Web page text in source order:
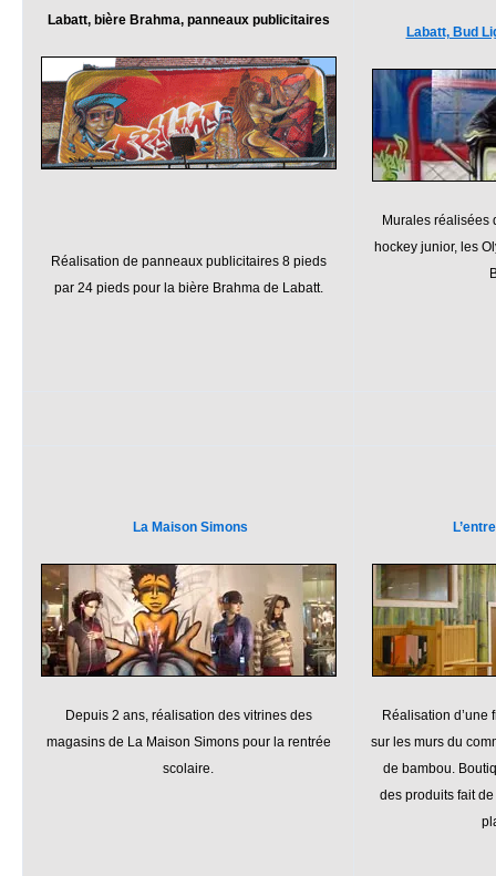
Labatt, bière Brahma, panneaux publicitaires
Réalisation de panneaux publicitaires 8 pieds
par 24 pieds pour la bière Brahma de Labatt.
Labatt, Bud
Murales réalisées
hockey junior, les
La Maison Simons
Depuis 2 ans, réalisation des vitrines des
magasins de La Maison Simons pour la rentrée
scolaire.
Réalisation d’une
sur les murs du
de bambou.
des produits fait